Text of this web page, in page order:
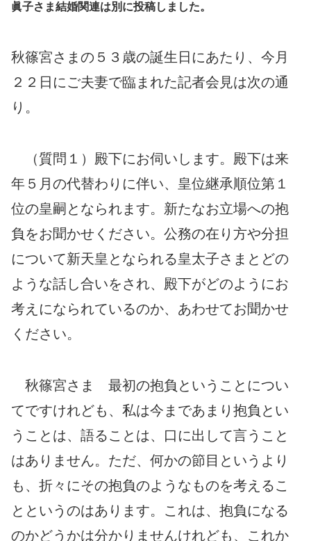
眞子さま結婚関連は別に投稿しました。
秋篠宮さまの５３歳の誕生日にあたり、今月
２２日にご夫妻で臨まれた記者会見は次の通
り。
（質問１）殿下にお伺いします。殿下は来
年５月の代替わりに伴い、皇位継承順位第１
位の皇嗣となられます。新たなお立場への抱
負をお聞かせください。公務の在り方や分担
について新天皇となられる皇太子さまとどの
ような話し合いをされ、殿下がどのようにお
考えになられているのか、あわせてお聞かせ
ください。
秋篠宮さま 最初の抱負ということについ
てですけれども、私は今まであまり抱負とい
うことは、語ることは、口に出して言うこと
はありません。ただ、何かの節目というより
も、折々にその抱負のようなものを考えるこ
とというのはあります。これは、抱負になる
のかどうかは分かりませんけれども、これか